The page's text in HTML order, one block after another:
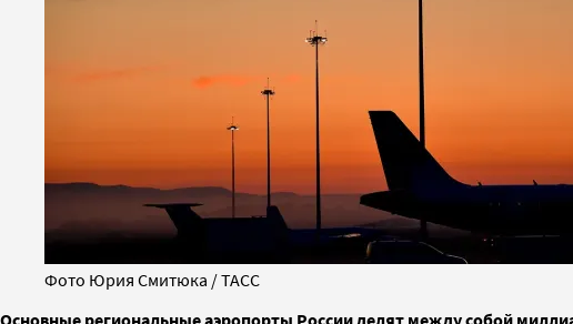
Фото Юрия Смитюка / ТАСС
Основные региональные аэропорты России делят между собой